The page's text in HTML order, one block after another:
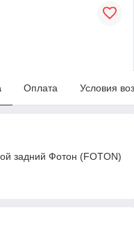
Оплата Условия
задний Фотон (FOTON)